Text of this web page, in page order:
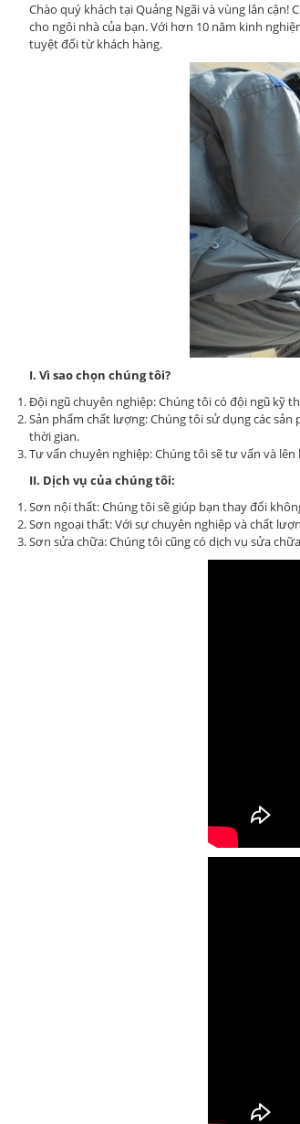
Chào quý khách tại Quảng Ngãi và vùng lân
cho ngôi nhà của bạn. Với hơn 10 năm kinh
tuyệt đối từ khách hàng.
I. Vì sao chọn chúng tôi?
Đội ngũ chuyên nghiệp: Chúng tôi có đội ngũ kỹ
Sản phẩm chất lượng: Chúng tôi sử dụng các
thời gian.
Tư vấn chuyên nghiệp: Chúng tôi sẽ tư vấn và
II. Dịch vụ của chúng tôi:
Sơn nội thất: Chúng tôi sẽ giúp bạn thay đổi
Sơn ngoại thất: Với sự chuyên nghiệp và chất
Sơn sửa chữa: Chúng tôi cũng có dịch vụ sửa